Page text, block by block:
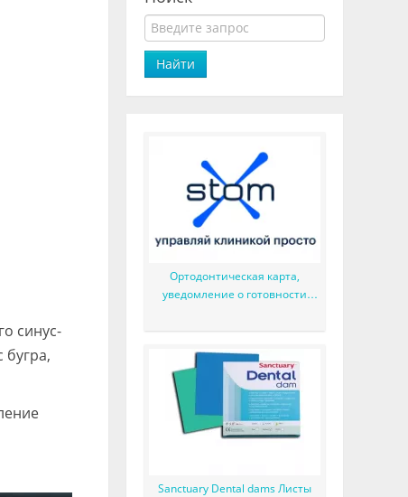
синус-
Найти
Ортодонтическая карта,
уведомление о готовности
мелочи
Sanctuary Dental dams Листы